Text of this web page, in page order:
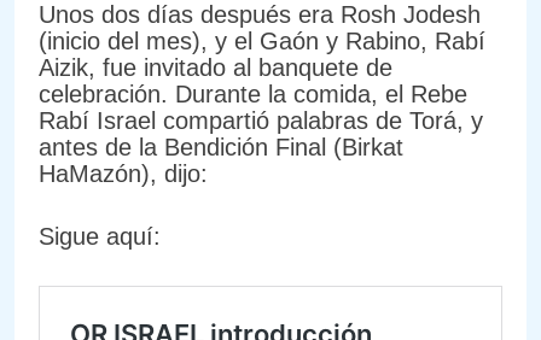
Unos dos días después era Rosh Jodesh
(inicio del mes), y el Gaón y Rabino, Rabí
Aizik, fue invitado al banquete de
celebración. Durante la comida, el Rebe
Rabí Israel compartió palabras de Torá, y
antes de la Bendición Final (Birkat
HaMazón), dijo:
Sigue aquí: